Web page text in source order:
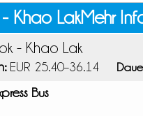
Khao LakMehr
- Khao Lak
EUR 25.40–36.14
Bus